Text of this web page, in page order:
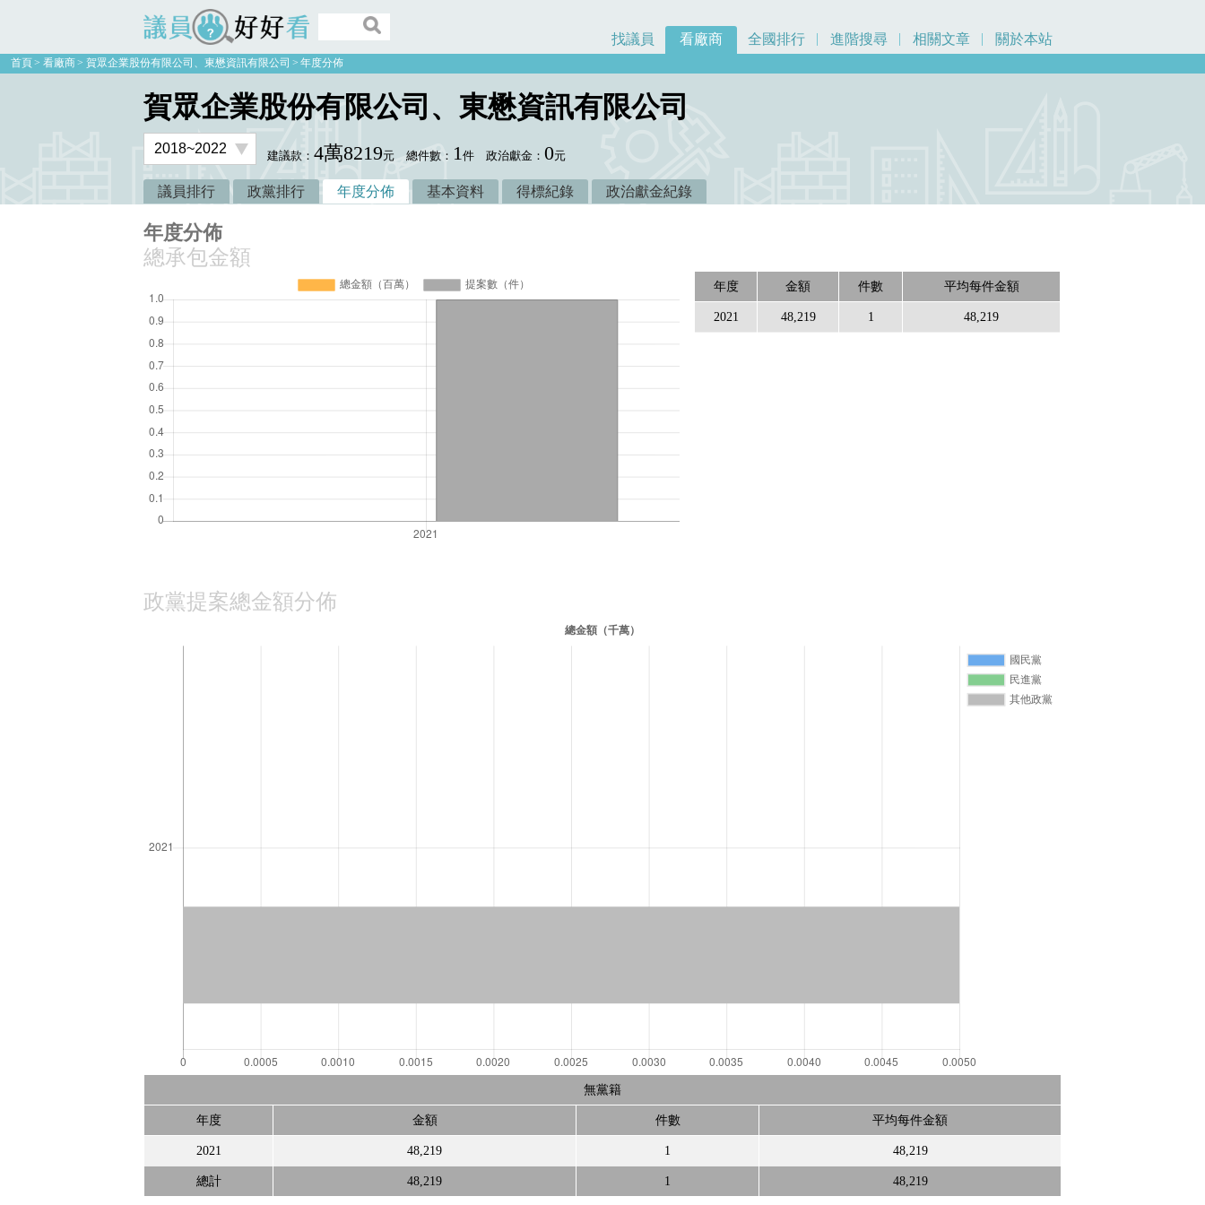
議員好好看
找議員 看廠商 全國排行 進階搜尋 相關文章 關於本站
首頁 看廠商 賀眾企業股份有限公司、東懋資訊有限公司 年度分佈
賀眾企業股份有限公司、東懋資訊有限公司
建議款：4萬8219元 總件數： 1件 政治獻金：0元
議員排行 政黨排行 年度分佈 基本資料 得標紀錄 政治獻金紀錄
年度分佈
總承包金額
年度 金額 件數 平均每件金額
2021 48,219 1 48,219
政黨提案總金額分佈
無黨籍
年度 金額 件數 平均每件金額
2021 48,219 1 48,219
總計 48,219 1 48,219